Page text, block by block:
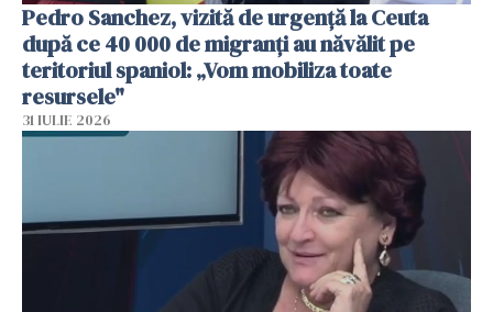
Pedro Sanchez, vizită de urgență la Ceuta
după ce 40 000 de migranți au năvălit pe
teritoriul spaniol: „Vom mobiliza toate
resursele"
31 IULIE 2026